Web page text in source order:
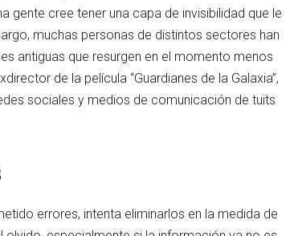
gente cree tener una capa de invisibilidad que le
muchas personas de distintos sectores han
antiguas que resurgen en el momento menos
de la película “Guardianes de la Galaxia”,
sociales y medios de comunicación de tuits
errores, intenta eliminarlos en la medida de